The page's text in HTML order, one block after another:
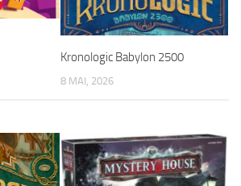
Kronologic Babylon 2500
8 MAI, 2026